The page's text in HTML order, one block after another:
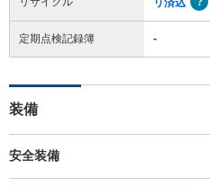
定期点検記録簿 -
装備
安全装備